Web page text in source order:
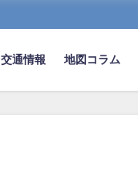
交通情報 地図コラム